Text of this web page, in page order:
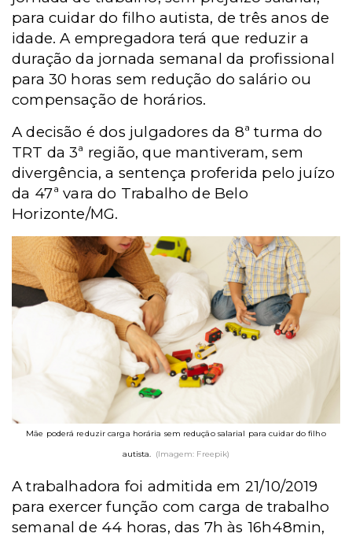
para cuidar do filho autista, de três anos de
idade. A empregadora terá que reduzir a
duração da jornada semanal da profissional
para 30 horas sem redução do salário ou
compensação de horários.
A decisão é dos julgadores da 8ª turma do
TRT da 3ª região, que mantiveram, sem
divergência, a sentença proferida pelo juízo
da 47ª vara do Trabalho de Belo
Horizonte/MG.
Mãe poderá reduzir carga horária sem redução salarial para cuidar do filho
autista.
(Imagem: Freepik)
A trabalhadora foi admitida em 21/10/2019
para exercer função com carga de trabalho
semanal de 44 horas, das 7h às 16h48min,